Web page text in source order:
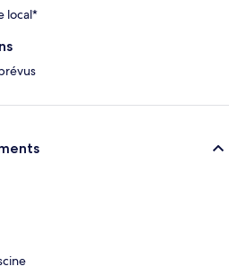
local*